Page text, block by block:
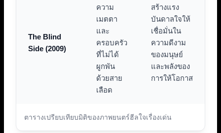
ตารางเปรียบเทียบมิติของภาพยนตร์ฮีลใจเรื่องเด่น
The Blind
Side (2009)
ความ
เมตตา
และ
ครอบครัว
ที่ไม่ได้
ผูกพัน
ด้วยสาย
เลือด
สร้างแรง
บันดาลใจให้
เชื่อมั่นใน
ความดีงาม
ของมนุษย์
และพลังของ
การให้โอกาส